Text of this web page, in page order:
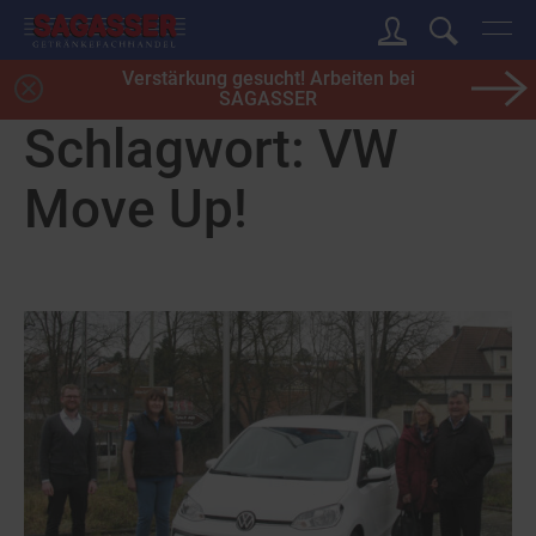
Verstärkung gesucht! Arbeiten bei
SAGASSER
Schlagwort: VW
Move Up!